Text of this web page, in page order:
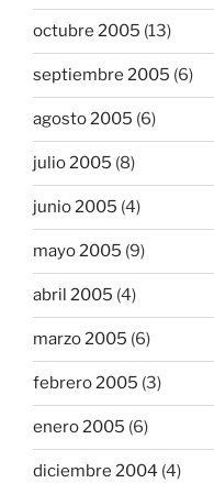
octubre 2005 (13)
septiembre 2005 (6)
agosto 2005 (6)
julio 2005 (8)
junio 2005 (4)
mayo 2005 (9)
abril 2005 (4)
marzo 2005 (6)
febrero 2005 (3)
enero 2005 (6)
diciembre 2004 (4)